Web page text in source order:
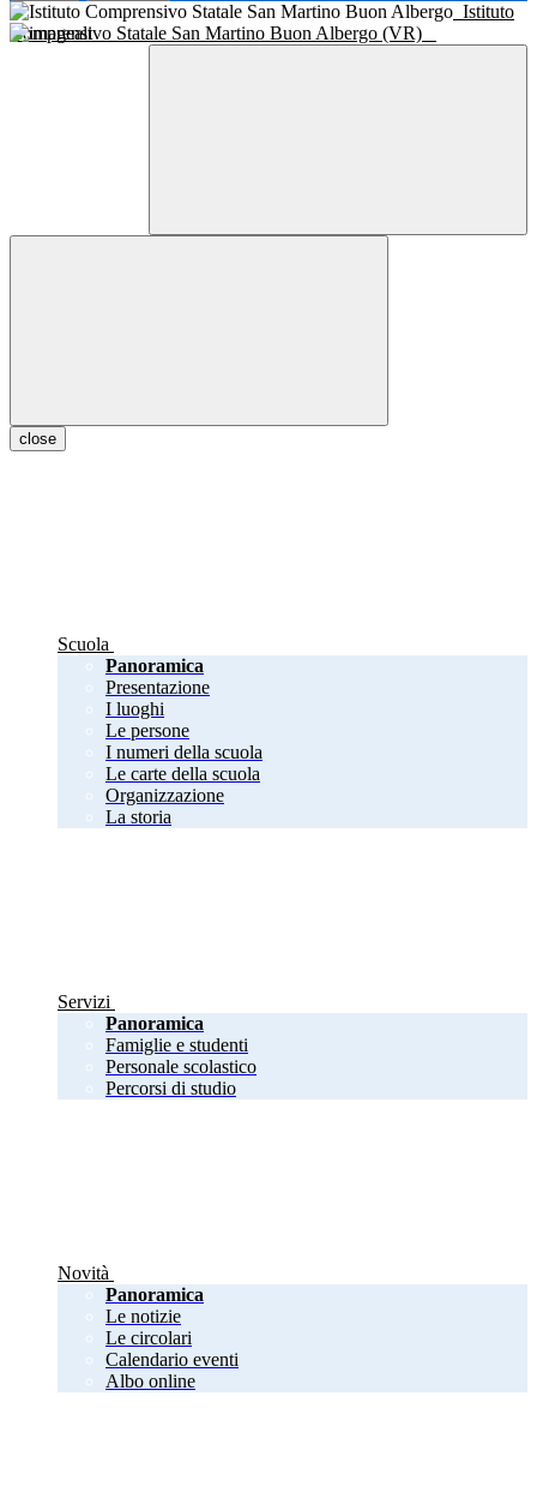
Istituto
Comprensivo Statale San Martino Buon Albergo (VR)
close
Scuola
Panoramica
Presentazione
I luoghi
Le persone
I numeri della scuola
Le carte della scuola
Organizzazione
La storia
Servizi
Panoramica
Famiglie e studenti
Personale scolastico
Percorsi di studio
Novità
Panoramica
Le notizie
Le circolari
Calendario eventi
Albo online